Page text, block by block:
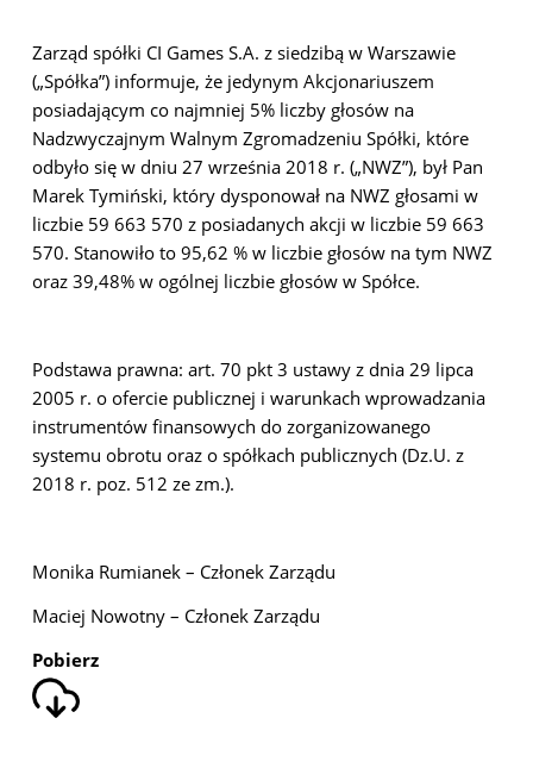
Zarząd spółki CI Games S.A. z siedzibą w Warszawie
(„Spółka”) informuje, że jedynym Akcjonariuszem
posiadającym co najmniej 5% liczby głosów na
Nadzwyczajnym Walnym Zgromadzeniu Spółki, które
odbyło się w dniu 27 września 2018 r. („NWZ”), był Pan
Marek Tymiński, który dysponował na NWZ głosami w
liczbie 59 663 570 z posiadanych akcji w liczbie 59 663
570. Stanowiło to 95,62 % w liczbie głosów na tym NWZ
oraz 39,48% w ogólnej liczbie głosów w Spółce.
Podstawa prawna: art. 70 pkt 3 ustawy z dnia 29 lipca
2005 r. o ofercie publicznej i warunkach wprowadzania
instrumentów finansowych do zorganizowanego
systemu obrotu oraz o spółkach publicznych (Dz.U. z
2018 r. poz. 512 ze zm.).
Monika Rumianek – Członek Zarządu
Maciej Nowotny – Członek Zarządu
Pobierz